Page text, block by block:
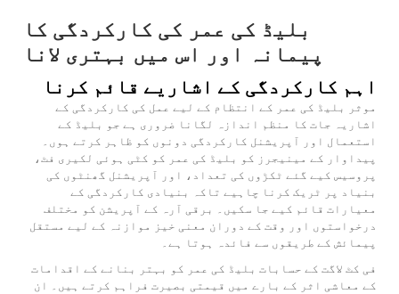
بلیڈ کی عمر کی کارکردگی کا
پیمانہ اور اس میں بہتری لانا
اہم کارکردگی کے اشاریے قائم کرنا
موثر بلیڈ کی عمر کے انتظام کے لیے عمل کی کارکردگی کے
اشاریہ جات کا منظم اندازہ لگانا ضروری ہے جو بلیڈ کے
استعمال اور آپریشنل کارکردگی دونوں کو ظاہر کرتے ہوں۔
پیداوار کے مینیجرز کو بلیڈ کی عمر کو کٹی ہوئی لکیری فٹ،
پروسیس کیے گئے ٹکڑوں کی تعداد، اور آپریشنل گھنٹوں کی
بنیاد پر ٹریک کرنا چاہیے تاکہ بنیادی کارکردگی کے
معیارات قائم کیے جا سکیں۔ برقی آرہ کے آپریشن کو مختلف
درخواستوں اور وقت کے دوران معنی خیز موازنہ کے لیے مستقل
پیمائش کے طریقوں سے فائدہ ہوتا ہے۔
فی کٹ لاگت کے حسابات بلیڈ کی عمر کو بہتر بنانے کے اقدامات
کے معاشی اثر کے بارے میں قیمتی بصیرت فراہم کرتے ہیں۔ ان